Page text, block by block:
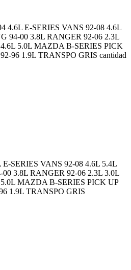
4.6L E-SERIES VANS 92-08 4.6L
94-00 3.8L RANGER 92-06 2.3L
5.0L MAZDA B-SERIES PICK
96 1.9L TRANSPO GRIS cantidad
SERIES VANS 92-08 4.6L 5.4L
3.8L RANGER 92-06 2.3L 3.0L
MAZDA B-SERIES PICK UP
1.9L TRANSPO GRIS